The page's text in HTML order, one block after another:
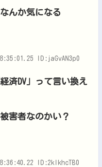
んか気になる
ID:jaGvAN3p0
済DV」って言い換え
害者なのかい？
ID:2kIkhcTB0